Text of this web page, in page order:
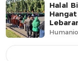
Halal